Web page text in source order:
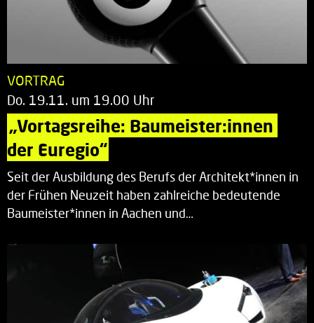
VORTRAG
Do. 19.11. um 19.00 Uhr
„Vortagsreihe: Baumeister:innen
der Euregio“
Seit der Ausbildung des Berufs der Architekt*innen in
der Frühen Neuzeit haben zahlreiche bedeutende
Baumeister*innen in Aachen und…